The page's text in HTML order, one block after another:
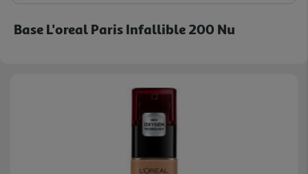
Base L'oreal Paris Infallible 200 Nu